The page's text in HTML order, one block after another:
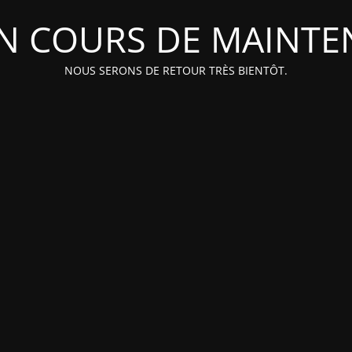
COURS DE
NOUS SERONS DE RETOUR TRÈS BIENTÔT.